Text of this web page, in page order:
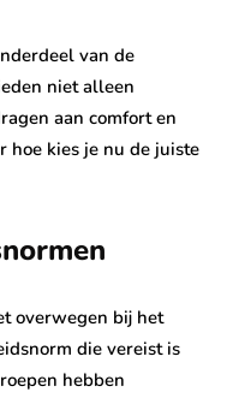
van de
niet alleen
aan comfort en
hoe kies je nu de juiste
overwegen bij het
die vereist is
hebben